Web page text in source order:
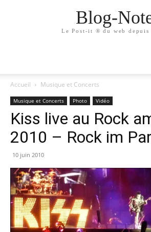
Blog-
Le Post-it ® du web depuis
Accueil Musique et Concerts
Musique et Concerts Photo Vidéo
Kiss live au Rock
2010 – Rock im
10 juin 2010